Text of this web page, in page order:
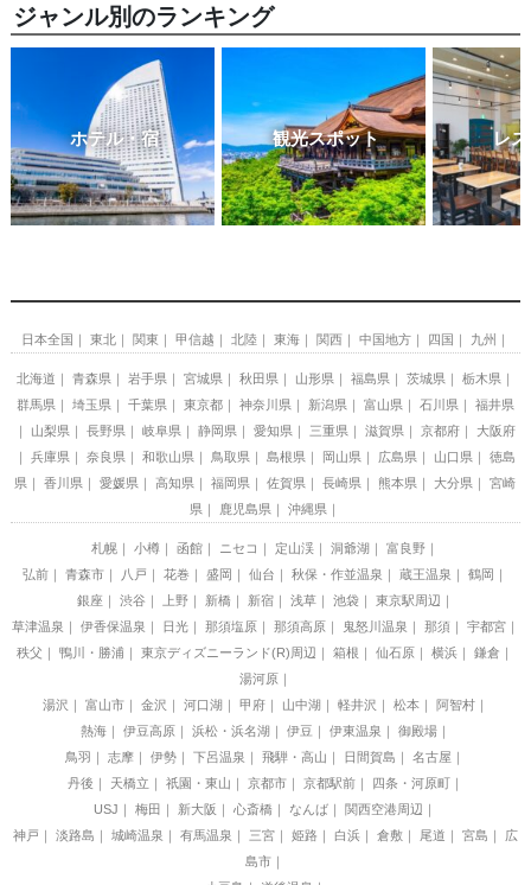
ジャンル別のランキング
ホテル・宿 観光スポット レ
日本全国 東北 関東 甲信越 北陸 東海 関西 中国地方 四国 九州
北海道 青森県 岩手県 宮城県 秋田県 山形県 福島県 茨城県
栃木県
群馬県
埼玉県 千葉県 東京都 神奈川県 新潟県 富山県 石川県
福井県
山梨県
長野県 岐阜県 静岡県 愛知県 三重県 滋賀県 京都府
大阪府
兵庫県
奈良県 和歌山県 鳥取県 島根県 岡山県 広島県 山口県
徳島
県
香川県 愛媛県 高知県 福岡県 佐賀県 長崎県 熊本県 大分県
宮崎
県
鹿児島県 沖縄県
札幌 小樽 函館 ニセコ 定山渓 洞爺湖
富良野
弘前
青森市 八戸 花巻 盛岡 仙台 秋保・作並温泉 蔵王温泉
鶴岡
銀座
渋谷 上野 新橋 新宿 浅草 池袋
東京駅周辺
草津温泉
伊香保温泉 日光 那須塩原 那須高原 鬼怒川温泉 那須
宇都宮
秩父
鴨川・勝浦 東京ディズニーランド(R)周辺 箱根 仙石原 横浜
鎌倉
湯河原
湯沢
富山市 金沢 河口湖 甲府 山中湖 軽井沢 松本
阿智村
熱海
伊豆高原 浜松・浜名湖 伊豆 伊東温泉
御殿場
鳥羽
志摩 伊勢 下呂温泉 飛騨・高山 日間賀島
名古屋
丹後
天橋立 祇園・東山 京都市 京都駅前
四条・河原町
USJ
梅田 新大阪 心斎橋 なんば
関西空港周辺
神戸
淡路島 城崎温泉 有馬温泉 三宮 姫路 白浜 倉敷 尾道 宮島
広
島市